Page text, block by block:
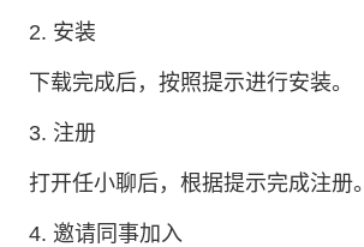
2. 安装
下载完成后，按照提示进行安装。
3. 注册
打开任小聊后，根据提示完成注册。
4. 邀请同事加入